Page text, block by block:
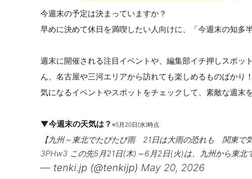
今週末の予定は決まっていますか？
早めに決めて休日を満喫したい人向けに、「今週末の知多
週末に開催される注目イベントや、編集部イチ押しスポッ
ん、名古屋や三河エリアから訪れても楽しめるものばかり！
気になるイベントやスポットをチェックして、素敵な週末
▼今週末の天気は？ ※5月20日(水)時点
【九州～東北でたびたび雨 21日は大雨の恐れも 関東で
3PHw3 この先5月21日(木)～6月2日(火)は、九州から東北
— tenki.jp (@tenkijp) May 20, 2026